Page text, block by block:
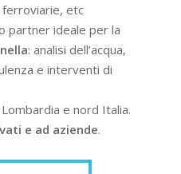
ferroviarie, etc
partner ideale per la
: analisi dell’acqua,
e interventi di
e nord Italia.
e ad aziende.